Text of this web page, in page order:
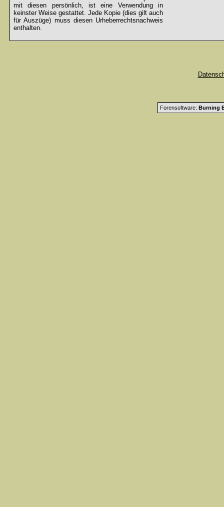
mit diesen persönlich, ist eine Verwendung in
keinster Weise gestattet. Jede Kopie (dies gilt auch
für Auszüge) muss diesen Urheberrechtsnachweis
enthalten.
Forensoftware: Burning